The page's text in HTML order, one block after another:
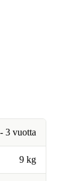
3 vuotta
9 kg